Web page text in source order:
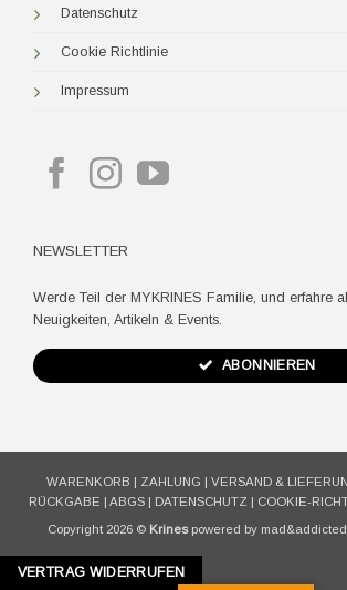
Datenschutz
Cookie Richtlinie
Impressum
NEWSLETTER
Werde Teil der MYKRINES Familie, und erfahre
Neuigkeiten, Artikeln & Events.
ABONNIEREN
WARENKORB | ZAHLUNG | VERSAND &
RÜCKGABE | ABGS | DATENSCHUTZ | COOKIE-
Copyright 2026 © Krinespowered by
VERTRAG WIDERRUFEN